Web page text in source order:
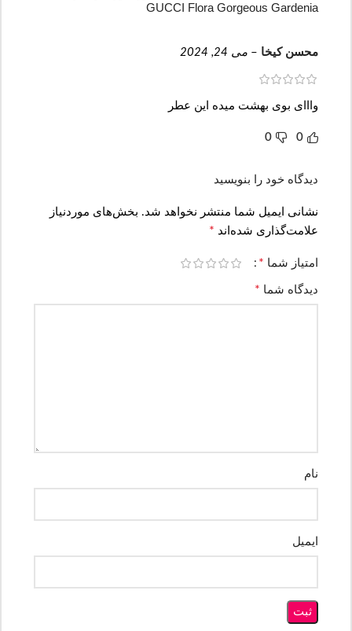
GUCCI Flora Gorgeous Gardenia
محسن کیخا – می 24, 2024
وااای بوی بهشت میده این عطر
0
0
دیدگاه خود را بنویسید
نشانی ایمیل شما منتشر نخواهد شد. بخش‌های موردنیاز
علامت‌گذاری شده‌اند *
امتیاز شما *
دیدگاه شما *
نام
ایمیل